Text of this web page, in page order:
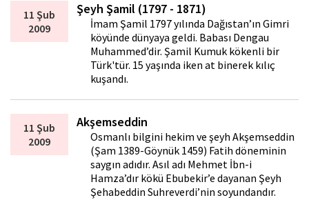
11 Şub
2009
Şeyh Şamil (1797 - 1871)
İmam Şamil 1797 yılında Dağıstan’ın Gimri
köyünde dünyaya geldi. Babası Dengau
Muhammed’dir. Şamil Kumuk kökenli bir
Türk'tür. 15 yaşında iken at binerek kılıç
kuşandı.
11 Şub
2009
Akşemseddin
Osmanlı bilgini hekim ve şeyh Akşemseddin
(Şam 1389-Göynük 1459) Fatih döneminin
saygın adıdır. Asıl adı Mehmet İbn-i
Hamza’dır kökü Ebubekir’e dayanan Şeyh
Şehabeddin Suhreverdi’nin soyundandır.